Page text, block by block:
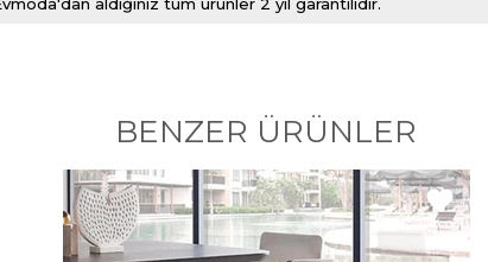
BENZER ÜRÜNLER